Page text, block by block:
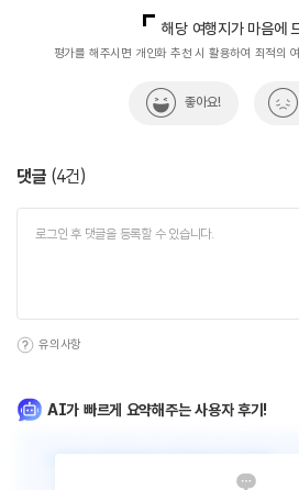
해당 여행지가 마음에
평가를 해주시면 개인화 추천 시 활용하여 최적의
좋아요!
댓글 (4건)
유의사항
AI가 빠르게 요약해주는 사용자 후기!